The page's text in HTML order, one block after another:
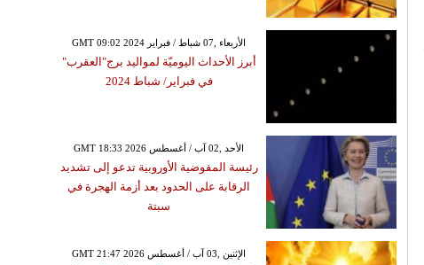
GMT 09:02 2024 الأربعاء ,07 شباط / فبراير
أبرز الأحداث اليوميّة لمواليد برج"العقرب"
في فبراير/ شباط 2024
GMT 18:33 2026 الأحد ,02 آب / أغسطس
رئيسة المفوضية الأوروبية تدعو إلى تشديد
الرقابة على الحدود بعد أزمة الهجرة في
سبتة
GMT 21:47 2026 الإثنين ,03 آب / أغسطس